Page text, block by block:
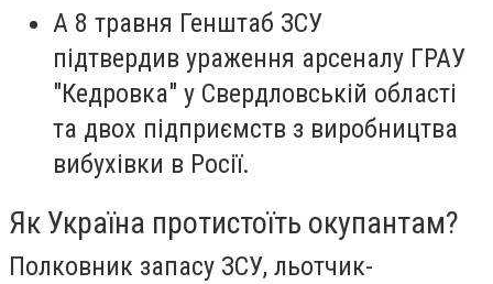
А 8 травня Генштаб ЗСУ
підтвердив ураження арсеналу ГРАУ
"Кедровка" у Свердловській області
та двох підприємств з виробництва
вибухівки в Росії.
Як Україна протистоїть окупантам?
Полковник запасу ЗСУ, льотчик-